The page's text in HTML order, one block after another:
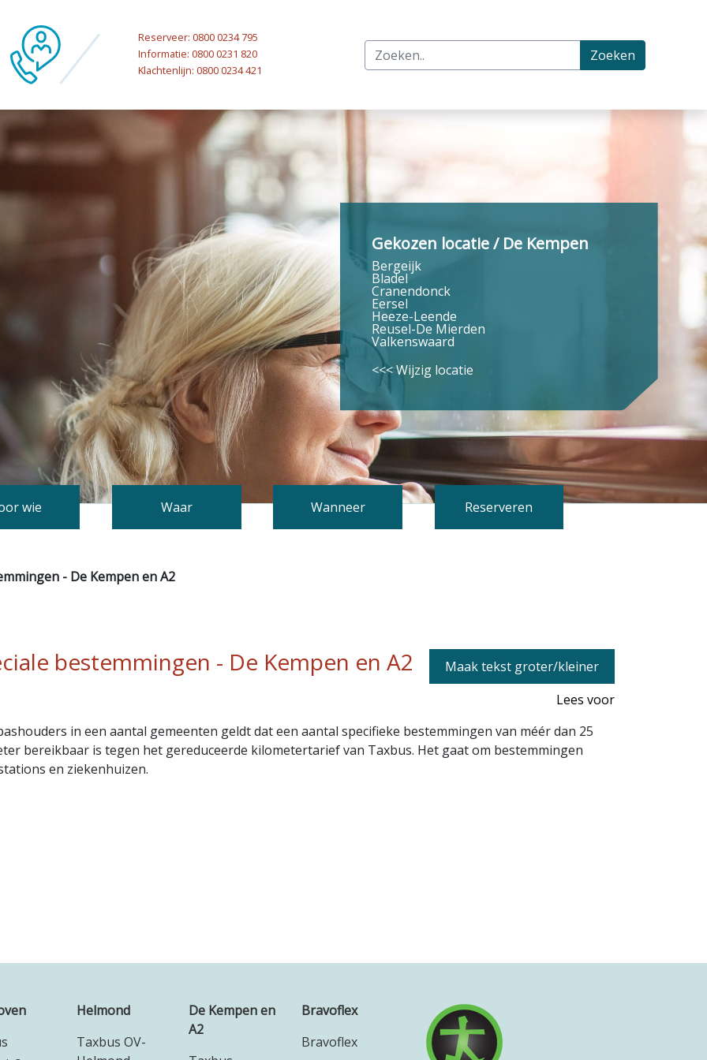
Reserveer: 0800 0234 795
Informatie: 0800 0231 820
Klachtenlijn: 0800 0234 421
Zoeken
Gekozen locatie / De Kempen
Bergeijk
Bladel
Cranendonck
Eersel
Heeze-Leende
Reusel-De Mierden
Valkenswaard
<<< Wijzig locatie
wie Waar Wanneer Reserveren
- De Kempen en A2
bestemmingen - De Kempen en A2
Maak tekst groter/kleiner
Lees voor
in een aantal gemeenten geldt dat een aantal specifieke bestemmingen van méér dan 25
bereikbaar is tegen het gereduceerde kilometertarief van Taxbus. Het gaat om bestemmingen
en ziekenhuizen.
Helmond
Taxbus OV-
De Kempen en
A2
Bravoflex
Bravoflex